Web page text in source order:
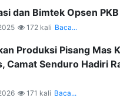
dan Bimtek Opsen
172 kali Baca...
Produksi Pisang Mas
Camat Senduro Hadiri
171 kali Baca...